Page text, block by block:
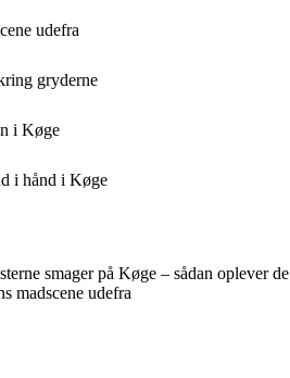
udefra
gryderne
i Køge
i hånd i Køge
smager på Køge – sådan oplever de
madscene udefra